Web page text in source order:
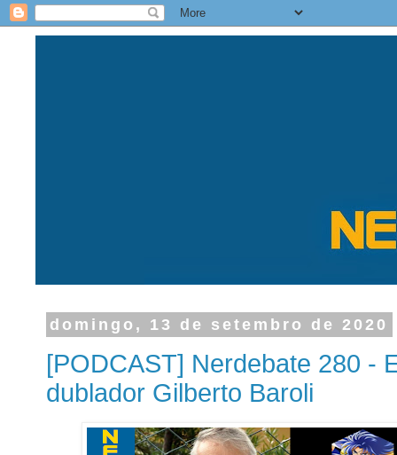
domingo, 13 de setembro de 2020
[PODCAST] Nerdebate 280 -
dublador Gilberto Baroli